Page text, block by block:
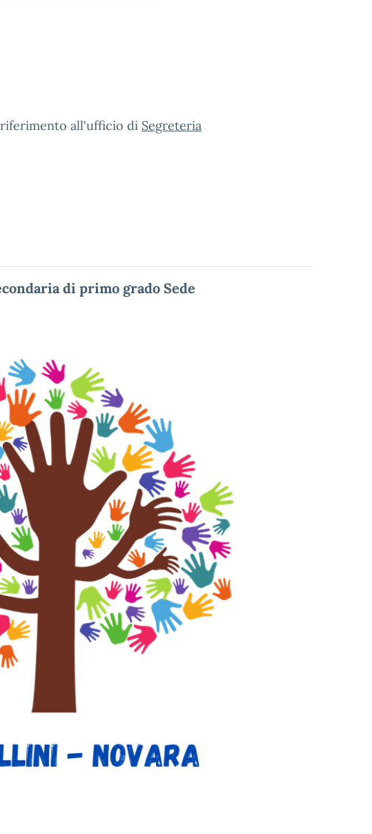
all'ufficio di Segreteria
di primo grado Sede